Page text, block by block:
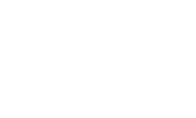
na recepcii hotela. Rozsah a kvalita uvedených